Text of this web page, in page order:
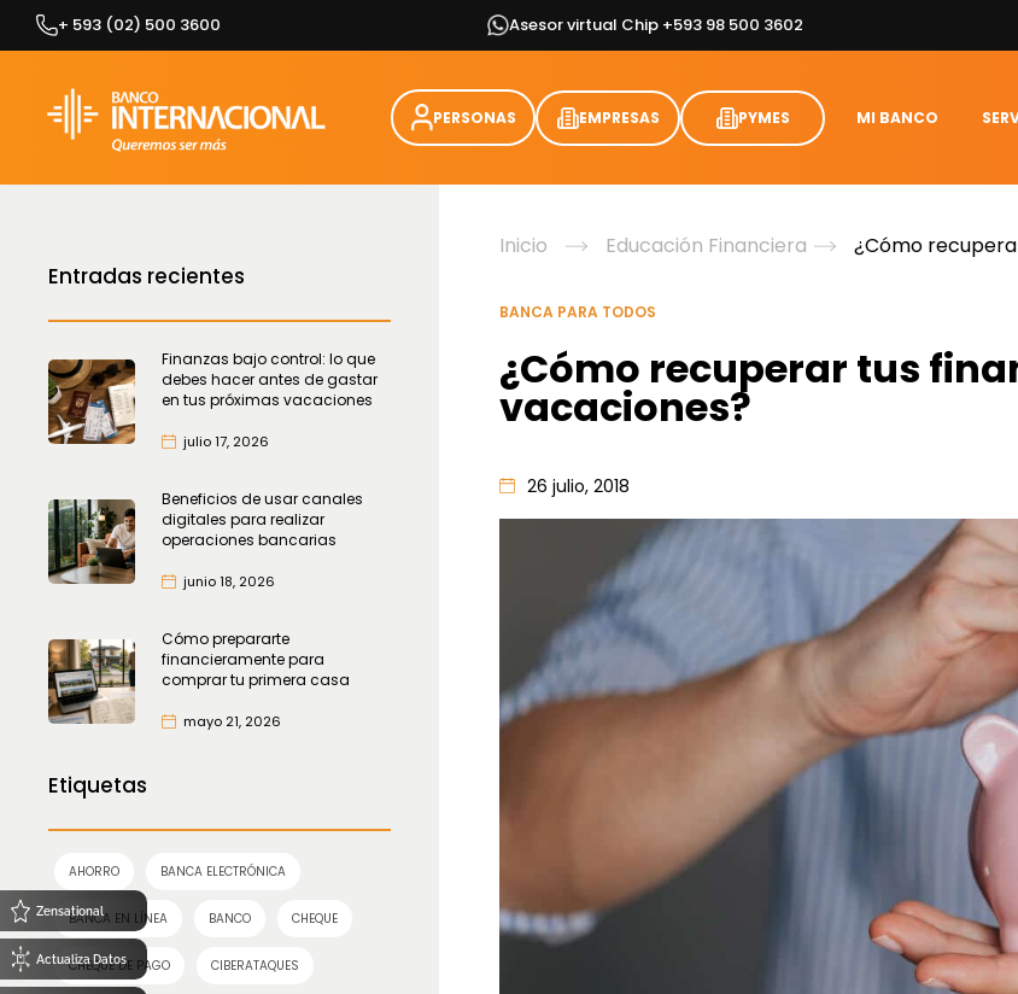
Zensational
Actualiza Datos
Skip
+ 593 (02) 500 3600 Asesor virtual Chip +593 98 500 3602
PERSONAS EMPRESAS PYMES MI BANCO
Entradas recientes
Finanzas bajo control: lo que
debes hacer antes de gastar
en tus próximas vacaciones
julio 17, 2026
Beneficios de usar canales
digitales para realizar
operaciones bancarias
junio 18, 2026
Cómo prepararte
financieramente para
comprar tu primera casa
mayo 21, 2026
Etiquetas
AHORRO BANCA ELECTRÓNICA
BANCA EN LÍNEA BANCO CHEQUE
CHEQUE DE PAGO CIBERATAQUES
Inicio Educación Financiera ¿Cómo
BANCA PARA TODOS
¿Cómo recuperar tus
vacaciones?
26 julio, 2018